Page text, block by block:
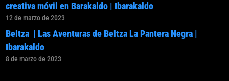
creativa móvil en Barakaldo | Ibarakaldo
12 de marzo de 2023
Beltza | Las Aventuras de Beltza La Pantera Negra |
Ibarakaldo
8 de marzo de 2023